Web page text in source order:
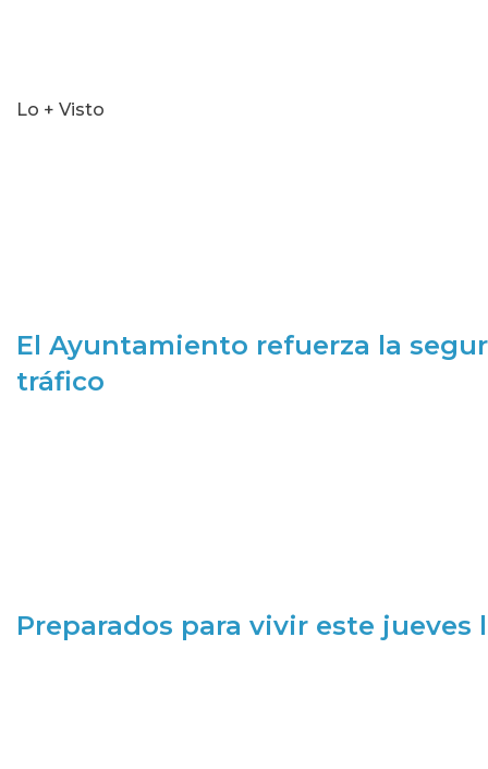
Lo + Visto
El Ayuntamiento refuerza la
tráfico
Preparados para vivir este jueves